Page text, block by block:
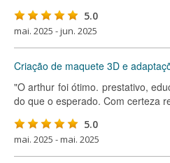
5.0
mai. 2025 - jun. 2025
Criação de maquete 3D e
"O arthur foi ótimo. prestativo,
do que o esperado. Com certeza
5.0
mai. 2025 - mai. 2025